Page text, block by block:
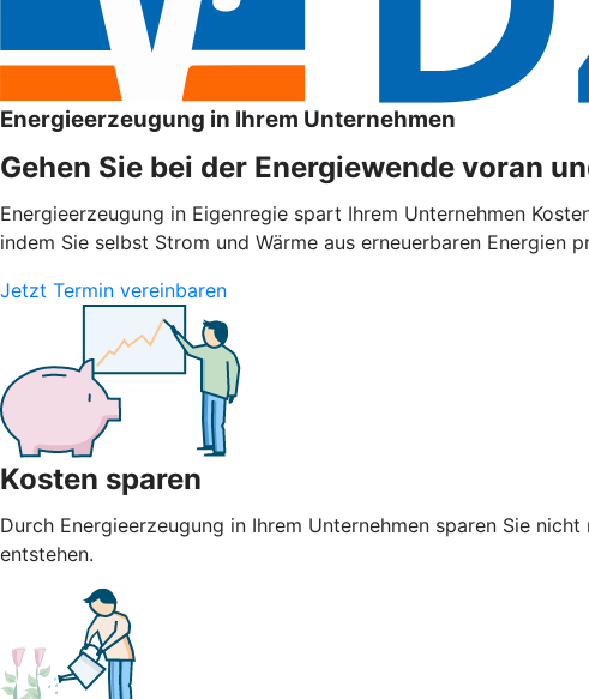
Energieerzeugung in Ihrem Unternehmen
Gehen Sie bei der Energiewende voran
Energieerzeugung in Eigenregie spart Ihrem Unternehmen
indem Sie selbst Strom und Wärme aus erneuerbaren Energien
Jetzt Termin vereinbaren
Kosten sparen
Durch Energieerzeugung in Ihrem Unternehmen sparen Sie
entstehen.